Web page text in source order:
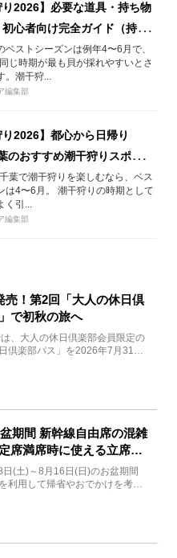
り2026】必要な道具・持ち物
初心者向け完全ガイド（持ち
きも解説）
ベストシーズンは例年4〜6月で、
じ時期が最も貝が採れやすいとさ
。潮干狩...
編集部
り2026】都心から日帰り
のおすすめ潮干狩りスポット
は4〜6月がベスト
葉で潮干狩りを楽しむなら、ベス
は4〜6月。 潮干狩りの時期として
く引...
編集部
売！第2回「大人の休日倶
で初秋の旅へ
、大人の休日倶楽部会員限定の
日倶楽部パス」を2026年7月31日
期間 新幹線自由席の混雑
席満席時に使える立席特
(土)～8月16日(日)のお盆期間
利用して帰省やおでかけを考え